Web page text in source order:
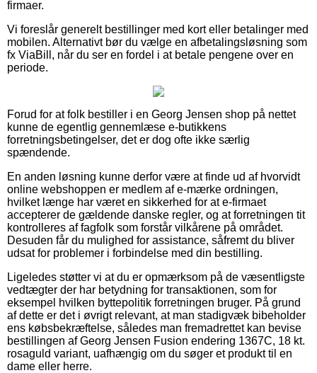
firmaer.
Vi foreslår generelt bestillinger med kort eller betalinger med
mobilen. Alternativt bør du vælge en afbetalingsløsning som
fx ViaBill, når du ser en fordel i at betale pengene over en
periode.
Forud for at folk bestiller i en Georg Jensen shop på nettet
kunne de egentlig gennemlæse e-butikkens
forretningsbetingelser, det er dog ofte ikke særlig
spændende.
En anden løsning kunne derfor være at finde ud af hvorvidt
online webshoppen er medlem af e-mærke ordningen,
hvilket længe har været en sikkerhed for at e-firmaet
accepterer de gældende danske regler, og at forretningen tit
kontrolleres af fagfolk som forstår vilkårene på området.
Desuden får du mulighed for assistance, såfremt du bliver
udsat for problemer i forbindelse med din bestilling.
Ligeledes støtter vi at du er opmærksom på de væsentligste
vedtægter der har betydning for transaktionen, som for
eksempel hvilken byttepolitik forretningen bruger. På grund
af dette er det i øvrigt relevant, at man stadigvæk bibeholder
ens købsbekræftelse, således man fremadrettet kan bevise
bestillingen af Georg Jensen Fusion endering 1367C, 18 kt.
rosaguld variant, uafhængig om du søger et produkt til en
dame eller herre.